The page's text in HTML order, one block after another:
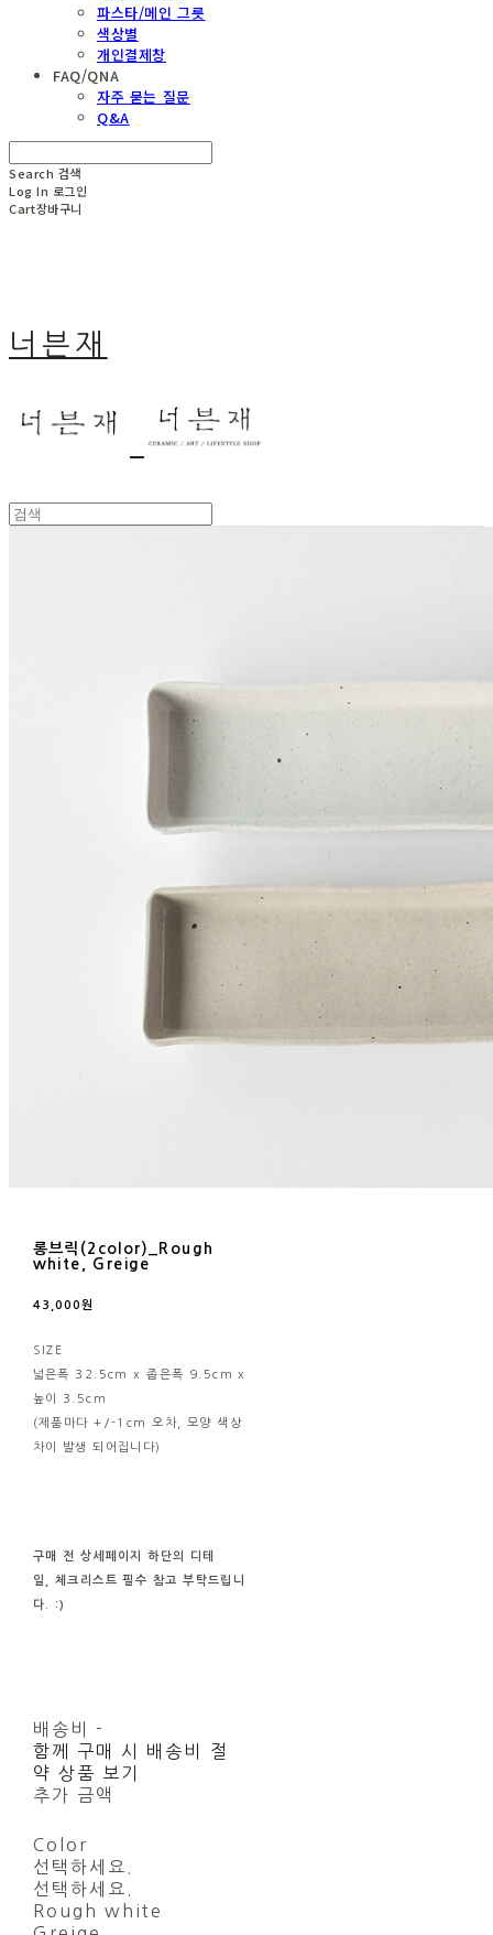
파스타/메인 그릇
색상별
개인결제창
FAQ/QNA
자주 묻는 질문
Q&A
Search 검색
Log In 로그인
Cart장바구니
너븐재
롱브릭(2color)_Rough
white, Greige
43,000원
SIZE
넓은폭 32.5cm x 좁은폭 9.5cm x
높이 3.5cm
(제품마다 +/-1cm 오차, 모양 색상
차이 발생 되어집니다)
구매 전 상세페이지 하단의 디테
일, 체크리스트 필수 참고 부탁드립니
다. :)
배송비 -
함께 구매 시 배송비 절
약 상품 보기
추가 금액
Color
선택하세요.
선택하세요.
Rough white